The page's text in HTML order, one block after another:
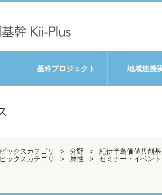
基幹プロジェクト 地域連携
ックスカテゴリ 分野
紀伊半島価値共創
ックスカテゴリ 属性 セミナー・イベント